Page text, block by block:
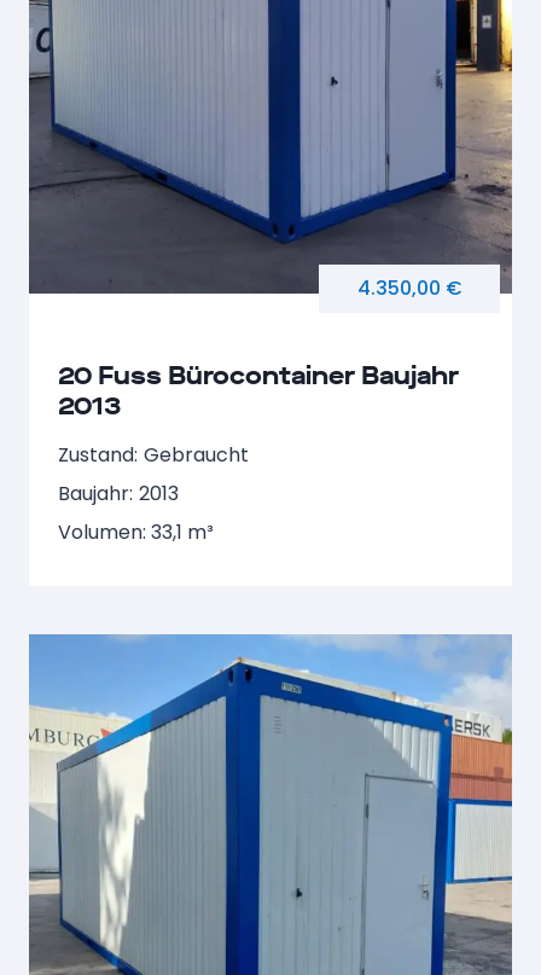
20 Fuss Bürocontainer Baujahr
2013
4.350,00 €
Zustand: Gebraucht
Baujahr: 2013
Volumen: 33,1 m³